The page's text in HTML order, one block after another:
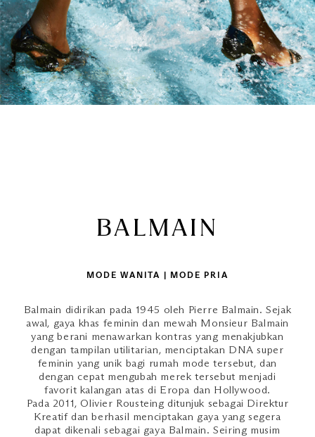
BALMAIN
MODE WANITA | MODE PRIA
Balmain didirikan pada 1945 oleh Pierre Balmain. Sejak
awal, gaya khas feminin dan mewah Monsieur Balmain
yang berani menawarkan kontras yang menakjubkan
dengan tampilan utilitarian, menciptakan DNA super
feminin yang unik bagi rumah mode tersebut, dan
dengan cepat mengubah merek tersebut menjadi
favorit kalangan atas di Eropa dan Hollywood.
Pada 2011, Olivier Rousteing ditunjuk sebagai Direktur
Kreatif dan berhasil menciptakan gaya yang segera
dapat dikenali sebagai gaya Balmain. Seiring musim